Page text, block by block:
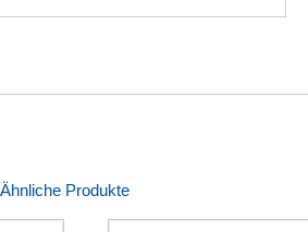
Ähnliche Produkte